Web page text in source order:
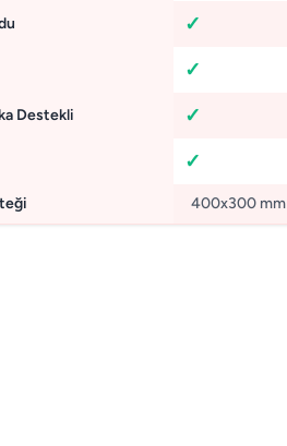
Destekli
400x300 mm